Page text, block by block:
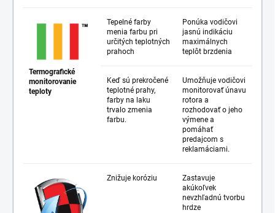
Termografické
monitorovanie
teploty
Tepelné farby
menia farbu pri
určitých teplotných
prahoch
Ponúka vodičovi
jasnú indikáciu
maximálnych
teplôt brzdenia
Keď sú prekročené
teplotné prahy,
farby na laku
trvalo zmenia
farbu.
Umožňuje vodičovi
monitorovať únavu
rotora a
rozhodovať o jeho
výmene a
pomáhať
predajcom s
reklamáciami.
Znižuje koróziu
Zastavuje
akúkoľvek
nevzhľadnú tvorbu
hrdze